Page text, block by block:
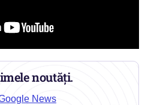
noutăți.
News